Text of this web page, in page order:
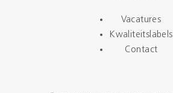
Vacatures
Kwaliteitslabels
Contact